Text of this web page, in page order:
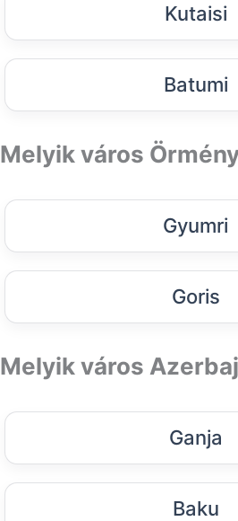
Kutaisi
Batumi
Melyik város
Gyumri
Goris
Melyik város
Ganja
Baku